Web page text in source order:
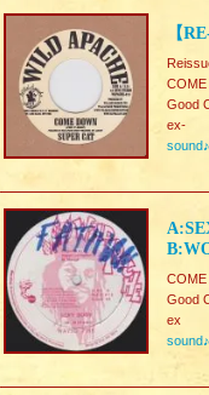
【
Good
ex-
sound♪
Good
ex
sound♪